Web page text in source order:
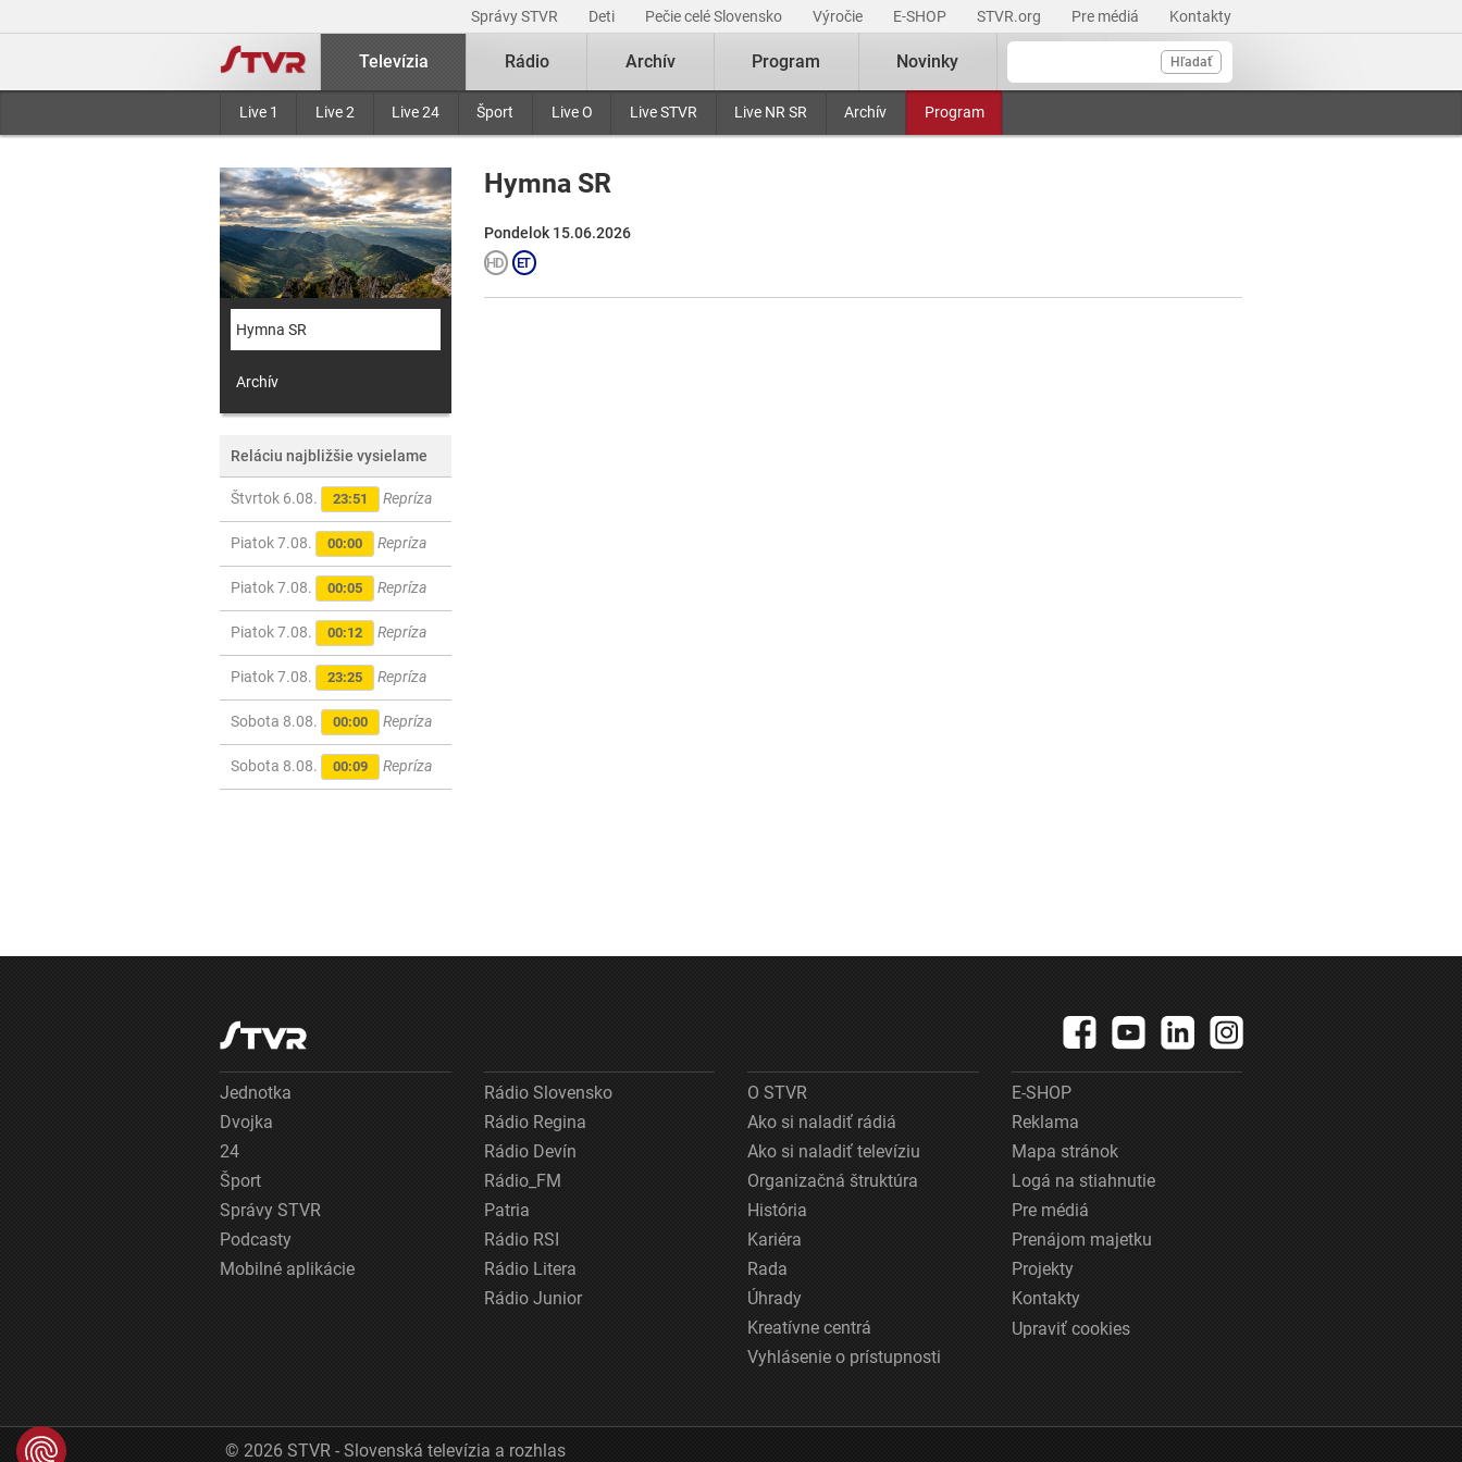
Správy STVR Deti Pečie celé Slovensko Výročie E-SHOP STVR.org Pre médiá Kontakty
Hľadať
Televízia
Live 1 Live 2 Live 24 Šport Live O Live STVR Live NR SR Archív Program
Rádio Archív Program Novinky
Hymna SR
Archív
Reláciu najbližšie vysielame
Štvrtok 6.08. 23:51 Repríza
Piatok 7.08. 00:00 Repríza
Piatok 7.08. 00:05 Repríza
Piatok 7.08. 00:12 Repríza
Piatok 7.08. 23:25 Repríza
Sobota 8.08. 00:00 Repríza
Sobota 8.08. 00:09 Repríza
Hymna SR
Pondelok 15.06.2026
Jednotka
Dvojka
24
Šport
Správy STVR
Podcasty
Mobilné aplikácie
Rádio Slovensko
Rádio Regina
Rádio Devín
Rádio_FM
Patria
Rádio RSI
Rádio Litera
Rádio Junior
O STVR
Ako si naladiť rádiá
Ako si naladiť televíziu
Organizačná štruktúra
História
Kariéra
Rada
Úhrady
Kreatívne centrá
Vyhlásenie o prístupnosti
E-SHOP
Reklama
Mapa stránok
Logá na stiahnutie
Pre médiá
Prenájom majetku
Projekty
Kontakty
Upraviť cookies
© 2026 STVR - Slovenská televízia a rozhlas